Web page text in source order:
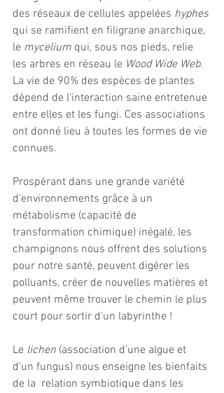
des réseaux de cellules appelées hyphes
qui se ramifient en filigrane anarchique,
le mycelium qui, sous nos pieds, relie
les arbres en réseau le Wood Wide Web.
La vie de 90% des espèces de plantes
dépend de l'interaction saine entretenue
entre elles et les fungi. Ces associations
ont donné lieu à toutes les formes de vie
connues.
Prospérant dans une grande variété
d'environnements grâce à un
métabolisme (capacité de
transformation chimique) inégalé, les
champignons nous offrent des solutions
pour notre santé, peuvent digérer les
polluants, créer de nouvelles matières et
peuvent même trouver le chemin le plus
court pour sortir d'un labyrinthe !
Le lichen (association d'une algue et
d'un fungus) nous enseigne les bienfaits
de la  relation symbiotique dans les